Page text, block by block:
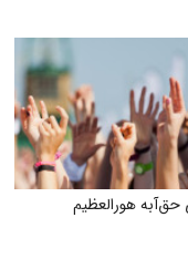
حق‌آبه هورالعظیم